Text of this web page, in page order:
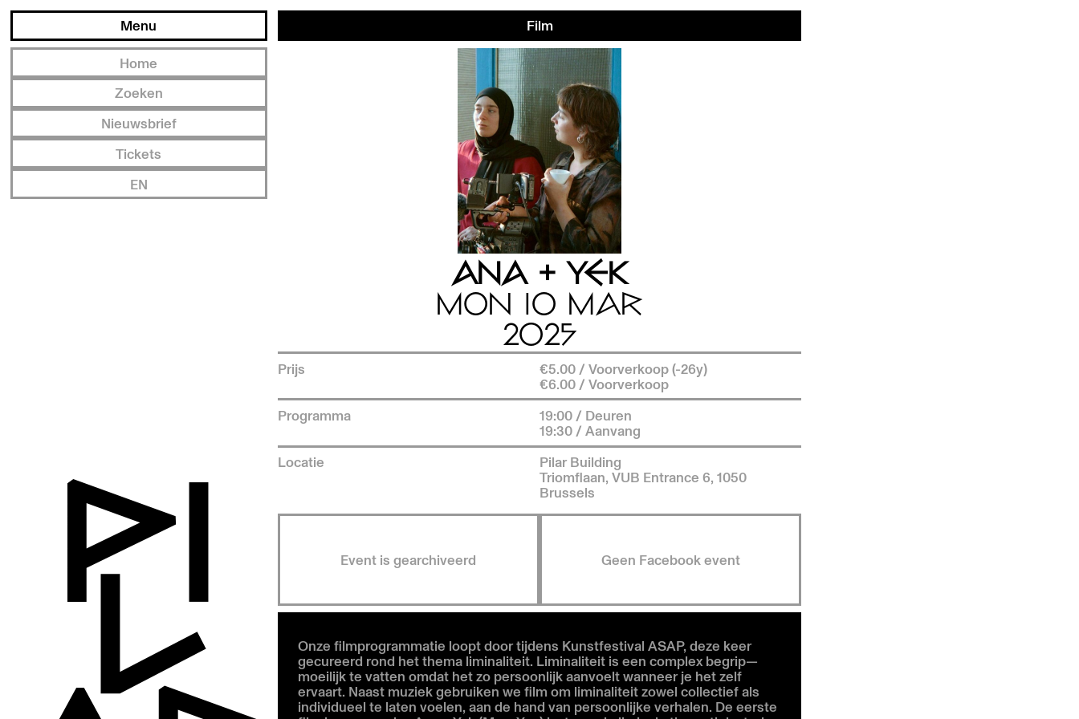
Menu
Home
Zoeken
Nieuwsbrief
Tickets
EN
Film
ANA + YEK
MON 10 MAR
2025
Prijs €5.00 / Voorverkoop (-26y)
€6.00 / Voorverkoop
Programma
19:00 / Deuren
19:30 / Aanvang
Locatie
Pilar Building
Triomflaan, VUB Entrance 6, 1050
Brussels
Event is gearchiveerd Geen Facebook event
Onze filmprogrammatie loopt door tijdens Kunstfestival ASAP, deze keer
gecureerd rond het thema liminaliteit. Liminaliteit is een complex begrip—
moeilijk te vatten omdat het zo persoonlijk aanvoelt wanneer je het zelf
ervaart. Naast muziek gebruiken we film om liminaliteit zowel collectief als
individueel te laten voelen, aan de hand van persoonlijke verhalen. De eerste